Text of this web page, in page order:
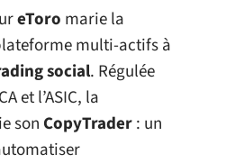
eToro marie la
multi-actifs à
social. Régulée
et l’ASIC, la
son CopyTrader: un